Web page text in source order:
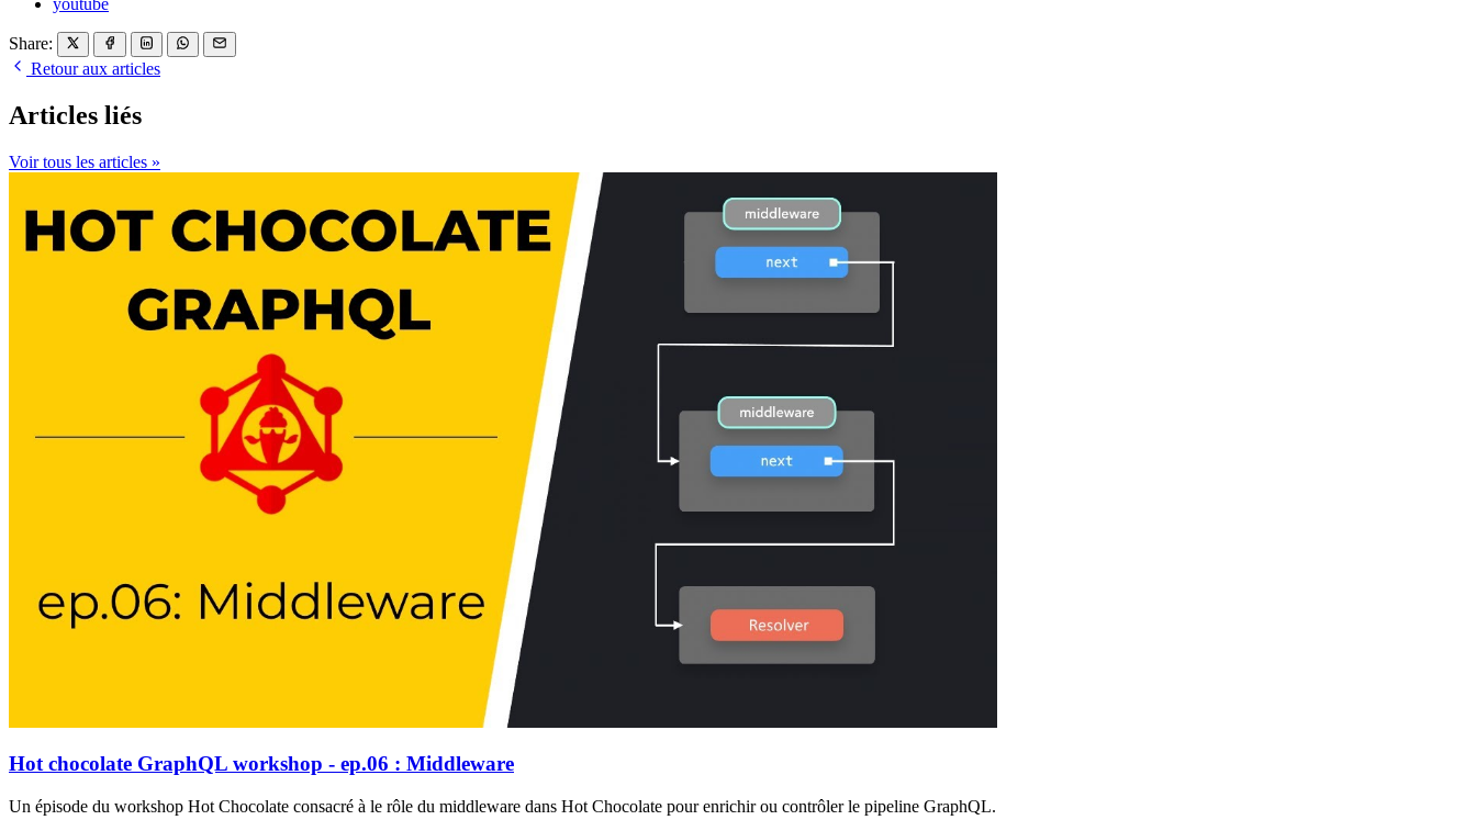
youtube
Share:
Retour aux articles
Articles liés
Voir tous les articles »
Hot chocolate GraphQL workshop - ep.06 : Middleware
Un épisode du workshop Hot Chocolate consacré à le rôle du middleware dans Hot Chocolate pour enrichir ou contrôler le pipeline GraphQL.